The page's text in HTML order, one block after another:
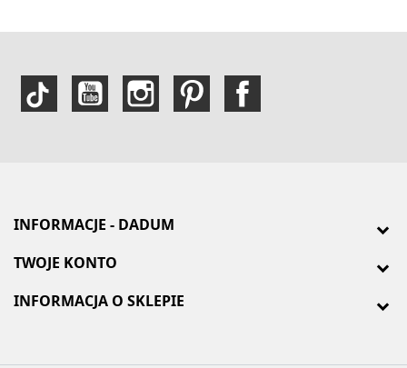
INFORMACJE - DADUM
TWOJE KONTO
INFORMACJA O SKLEPIE